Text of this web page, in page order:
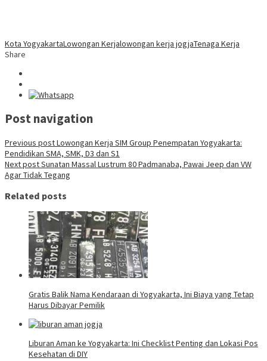
Kota YogyakartaLowongan Kerjalowongan kerja jogjaTenaga Kerja
Share
Post navigation
Previous postLowongan Kerja SIM Group Penempatan Yogyakarta:
Pendidikan SMA, SMK, D3 dan S1
Next postSunatan Massal Lustrum 80 Padmanaba, Pawai Jeep dan VW
Agar Tidak Tegang
Related posts
Gratis Balik Nama Kendaraan di Yogyakarta, Ini Biaya yang Tetap
Harus Dibayar Pemilik
Liburan Aman ke Yogyakarta: Ini Checklist Penting dan Lokasi Pos
Kesehatan di DIY